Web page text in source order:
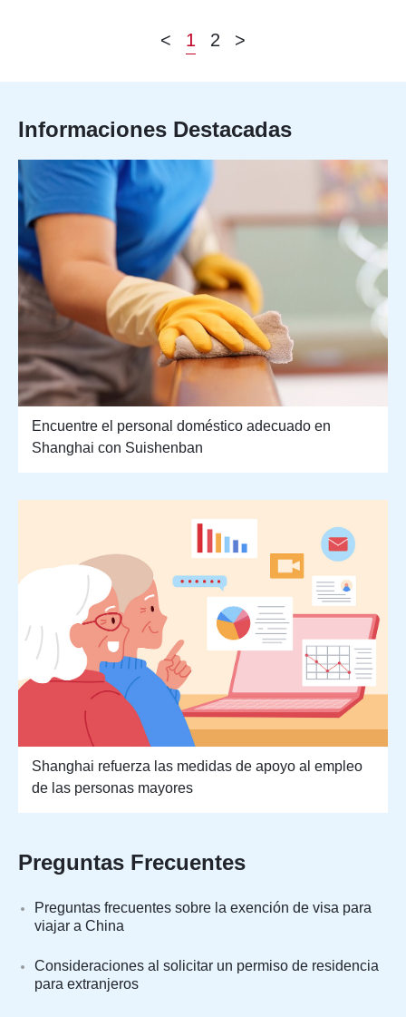
< 1 2 >
Informaciones Destacadas
Encuentre el personal doméstico adecuado en
Shanghai con Suishenban
Shanghai refuerza las medidas de apoyo al empleo
de las personas mayores
Preguntas Frecuentes
Preguntas frecuentes sobre la exención de visa para
viajar a China
Consideraciones al solicitar un permiso de residencia
para extranjeros